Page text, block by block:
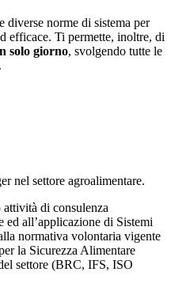
diverse norme di sistema per
efficace. Ti permette, inoltre, di
solo giorno, svolgendo tutte le
nel settore agroalimentare.
di consulenza
ed all’applicazione di Sistemi
normativa volontaria vigente
la Sicurezza Alimentare
settore (BRC, IFS, ISO